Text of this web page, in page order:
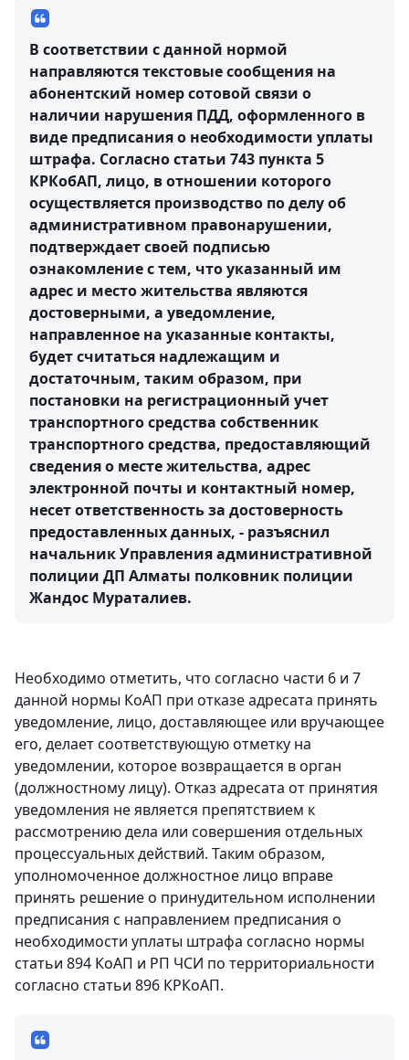
В соответствии с данной нормой
направляются текстовые сообщения на
абонентский номер сотовой связи о
наличии нарушения ПДД, оформленного в
виде предписания о необходимости уплаты
штрафа. Согласно статьи 743 пункта 5
КРКобАП, лицо, в отношении которого
осуществляется производство по делу об
административном правонарушении,
подтверждает своей подписью
ознакомление с тем, что указанный им
адрес и место жительства являются
достоверными, а уведомление,
направленное на указанные контакты,
будет считаться надлежащим и
достаточным, таким образом, при
постановки на регистрационный учет
транспортного средства собственник
транспортного средства, предоставляющий
сведения о месте жительства, адрес
электронной почты и контактный номер,
несет ответственность за достоверность
предоставленных данных, - разъяснил
начальник Управления административной
полиции ДП Алматы полковник полиции
Жандос Мураталиев.
Необходимо отметить, что согласно части 6 и 7
данной нормы КоАП при отказе адресата принять
уведомление, лицо, доставляющее или вручающее
его, делает соответствующую отметку на
уведомлении, которое возвращается в орган
(должностному лицу). Отказ адресата от принятия
уведомления не является препятствием к
рассмотрению дела или совершения отдельных
процессуальных действий. Таким образом,
уполномоченное должностное лицо вправе
принять решение о принудительном исполнении
предписания с направлением предписания о
необходимости уплаты штрафа согласно нормы
статьи 894 КоАП и РП ЧСИ по территориальности
согласно статьи 896 КРКоАП.